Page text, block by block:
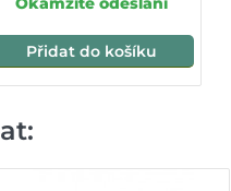
Přidat do košíku